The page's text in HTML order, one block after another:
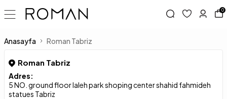
0
Anasayfa Roman Tabriz
Roman Tabriz
Adres:
5 NO. ground floor laleh park shoping center shahid fahmideh
statues Tabriz